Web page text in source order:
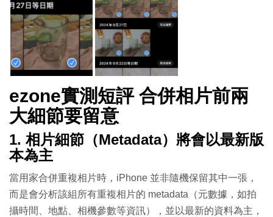
ezone實測短評 合併相片前兩
大細節要留意
1. 相片細節（Metadata）將會以最新版
本為主
當用家合併重複相片時，iPhone 並非隨機保留其中一張，
而是會分析該組所有重複相片的 metadata（元數據，如拍
攝時間、地點、相機參數等資訊），並以最新的資料為主，